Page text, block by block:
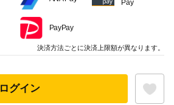
ログイン
Pay
PayPay
決済方法ごとに決済上限額が異なります。